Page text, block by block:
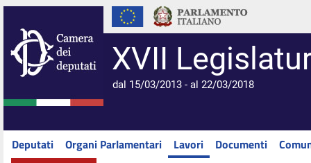
XVII
dal 15/03/2013 - al 22/03/2018
Deputati Organi Parlamentari Lavori Documenti